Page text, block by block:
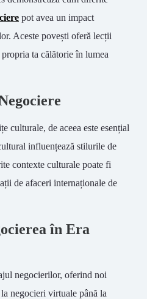
pot avea un impact
Aceste povești oferă lecții
ta călătorie în lumea
culturale, de aceea este esențial
influențează stilurile de
contexte culturale poate fi
de afaceri internaționale de
în Era
negocierilor, oferind noi
negocieri virtuale până la